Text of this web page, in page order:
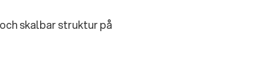
skalbar struktur på